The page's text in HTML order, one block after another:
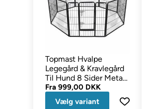
Topmast Hvalpe
Legegård & Kravlegård
Til Hund 8 Sider Metal
Sort
Fra999,00 DKK
Vælg variant